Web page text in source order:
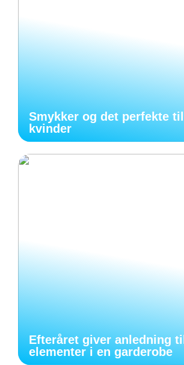
Smykker og det perfekte
kvinder
Efteråret giver anledning
elementer i en garderobe